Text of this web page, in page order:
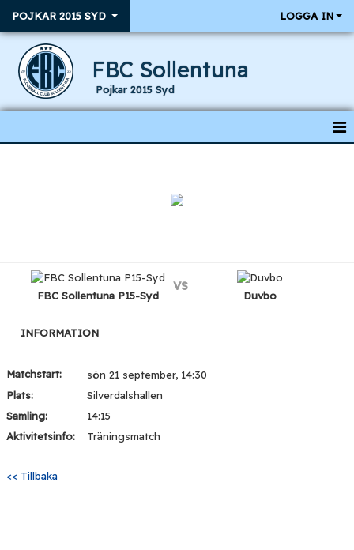
POJKAR 2015 SYD LOGGA IN
FBC Sollentuna
Pojkar 2015 Syd
TRUPPENFBC Sollentuna P15-Syd
vs
Duvbo
INFORMATION
Matchstart:
sön 21 september, 14:30
Plats:
Silverdalshallen
Samling:
14:15
Aktivitetsinfo:
Träningsmatch
<< Tillbaka